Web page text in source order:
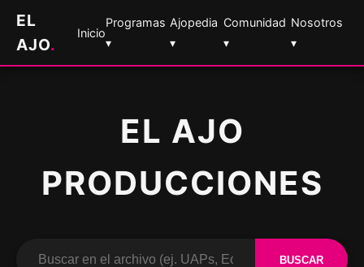
EL
AJO.
Inicio
Programas
▾
Ajopedia
▾
Comunidad
▾
Nosotros
▾
EL AJO
PRODUCCIONES
BUSCAR